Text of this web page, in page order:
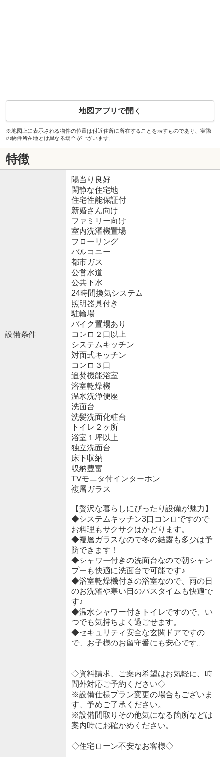
地図アプリで開く
※地図上に表示される物件の位置は付近住所に所在することを表すものであり、実際
の物件所在地とは異なる場合がございます。
特徴
設備条件
陽当り良好
閑静な住宅地
住宅性能保証付
新婚さん向け
ファミリー向け
室内洗濯機置場
フローリング
バルコニー
都市ガス
公営水道
公共下水
24時間換気システム
照明器具付き
駐輪場
バイク置場あり
コンロ２口以上
システムキッチン
対面式キッチン
コンロ３口
追焚機能浴室
浴室乾燥機
温水洗浄便座
洗面台
洗髪洗面化粧台
トイレ２ヶ所
浴室１坪以上
独立洗面台
床下収納
収納豊富
TVモニタ付インターホン
複層ガラス
【贅沢な暮らしにぴったり設備が魅力】
◆システムキッチン3口コンロですので
お料理もサクサクはかどります。
◆複層ガラスなので冬の結露も多少は予
防できます！
◆シャワー付きの洗面台なので朝シャン
プーも快適に洗面台で可能です♪
◆浴室乾燥機付きの浴室なので、雨の日
のお洗濯や寒い日のバスタイムも快適で
す♪
◆温水シャワー付きトイレですので、い
つでも気持ちよく過ごせます。
◆セキュリティ安全な玄関ドアですの
で、お子様のお留守番にも安心です。
◇資料請求、ご案内希望はお気軽に、時
間外対応ご予約ください◇
※設備仕様プラン変更の場合もございま
す、予めご了承ください。
※設備間取りその他気になる箇所などは
案内時にお確かめください。
◇住宅ローン不安なお客様◇